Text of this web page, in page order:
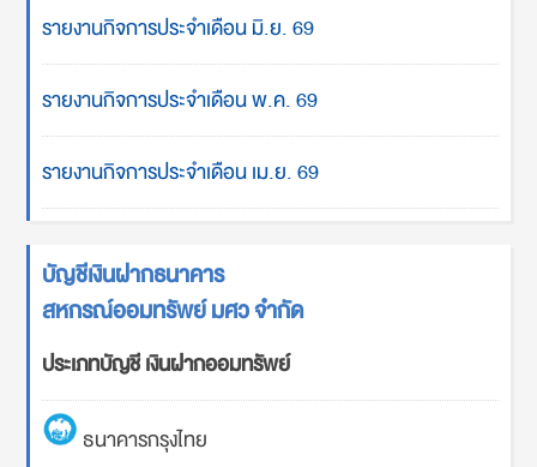
รายงานกิจการประจำเดือน มิ.ย. 69
รายงานกิจการประจำเดือน พ.ค. 69
รายงานกิจการประจำเดือน เม.ย. 69
บัญชีเงินฝากธนาคาร
สหกรณ์ออมทรัพย์ มศว จำกัด
ประเภทบัญชี เงินฝากออมทรัพย์
ธนาคารกรุงไทย